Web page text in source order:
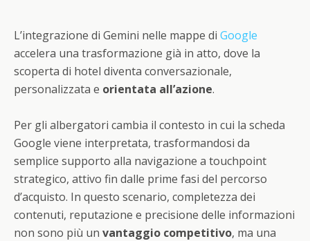
L’integrazione di Gemini nelle mappe di Google
accelera una trasformazione già in atto, dove la
scoperta di hotel diventa conversazionale,
personalizzata e orientata all’azione.
Per gli albergatori cambia il contesto in cui la scheda
Google viene interpretata, trasformandosi da
semplice supporto alla navigazione a touchpoint
strategico, attivo fin dalle prime fasi del percorso
d’acquisto. In questo scenario, completezza dei
contenuti, reputazione e precisione delle informazioni
non sono più un vantaggio competitivo, ma una